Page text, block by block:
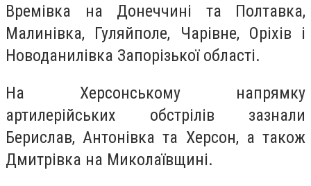
Времівка на Донеччині та Полтавка,
Малинівка, Гуляйполе, Чарівне, Оріхів і
Новоданилівка Запорізької області.
На Херсонському напрямку
артилерійських обстрілів зазнали
Берислав, Антонівка та Херсон, а також
Дмитрівка на Миколаївщині.